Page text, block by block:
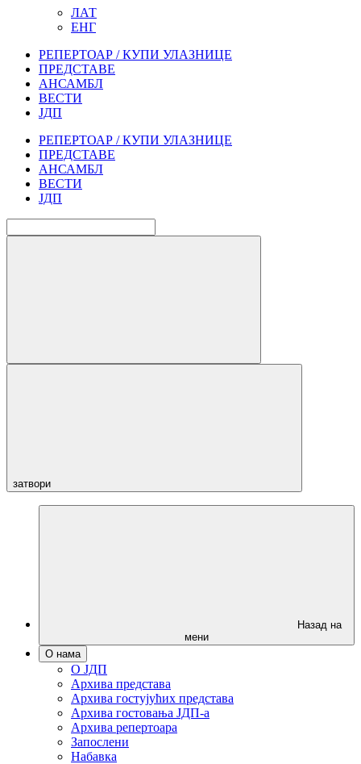
ЛАТ
ЕНГ
РЕПЕРТОАР / КУПИ УЛАЗНИЦЕ
ПРЕДСТАВЕ
АНСАМБЛ
ВЕСТИ
ЈДП
РЕПЕРТОАР / КУПИ УЛАЗНИЦЕ
ПРЕДСТАВЕ
АНСАМБЛ
ВЕСТИ
ЈДП
затвори
Назад на
мени
О нама
О ЈДП
Архива представа
Архива гостујућих представа
Архива гостовања ЈДП-а
Архива репертоара
Запослени
Набавка